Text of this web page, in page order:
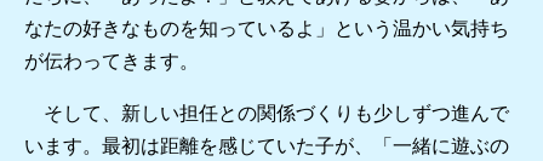
なたの好きなものを知っているよ」という温かい気持ち
が伝わってきます。
そして、新しい担任との関係づくりも少しずつ進んで
います。最初は距離を感じていた子が、「一緒に遊ぶの